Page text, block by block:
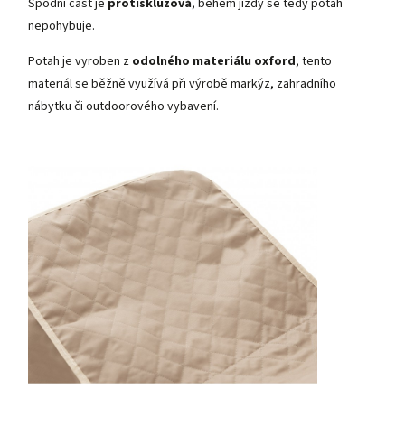
Spodní část je protiskluzová, během jízdy se tedy potah
nepohybuje.
Potah je vyroben z odolného materiálu oxford, tento
materiál se běžně využívá při výrobě markýz, zahradního
nábytku či outdoorového vybavení.